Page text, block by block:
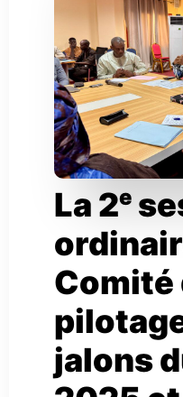
La 2ᵉ
Comité
jalons